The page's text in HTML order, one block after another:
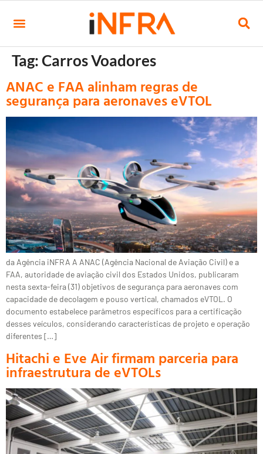
Tag:Carros Voadores
ANAC e FAA alinham regras de
segurança para aeronaves eVTOL
da Agência iNFRA A ANAC (Agência Nacional de Aviação Civil) e a
FAA, autoridade de aviação civil dos Estados Unidos, publicaram
nesta sexta-feira (31) objetivos de segurança para aeronaves com
capacidade de decolagem e pouso vertical, chamados eVTOL. O
documento estabelece parâmetros específicos para a certificação
desses veículos, considerando características de projeto e operação
diferentes […]
Hitachi e Eve Air firmam parceria para
infraestrutura de eVTOLs